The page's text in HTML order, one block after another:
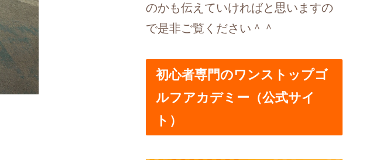
のかも伝えていければと思いますの
で是非ご覧ください＾＾
初心者専門のワンストップゴ
ルフアカデミー（公式サイ
ト）